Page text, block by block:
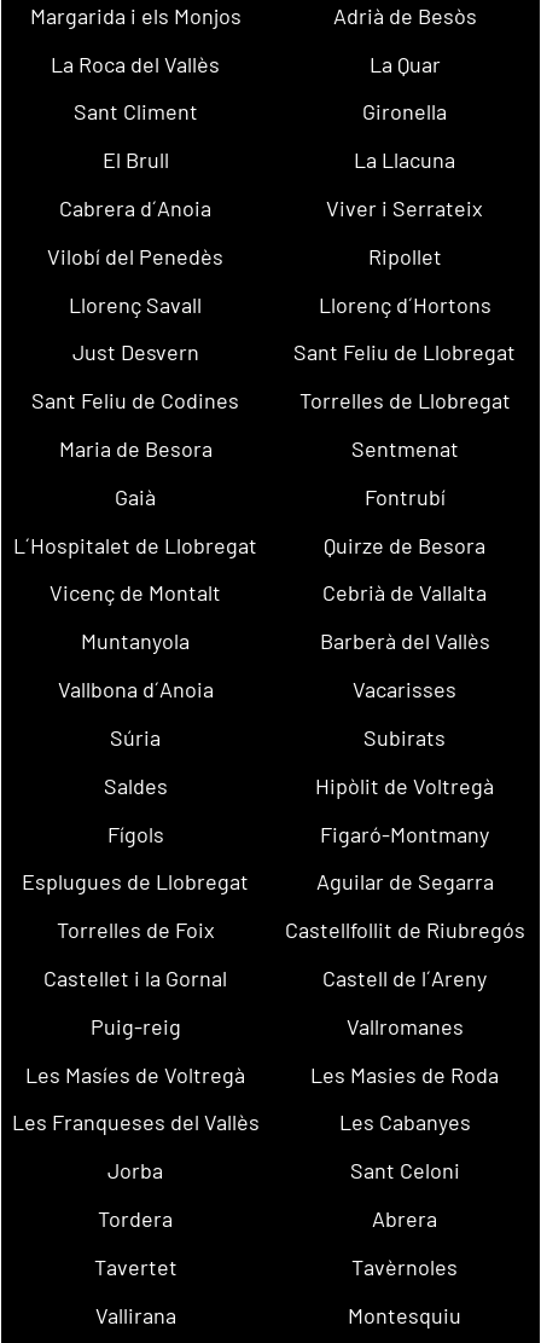
Margarida i els Monjos
Adrià de Besòs
La Roca del Vallès
La Quar
Sant Climent
Gironella
El Brull
La Llacuna
Cabrera d´Anoia
Viver i Serrateix
Vilobí del Penedès
Ripollet
Llorenç Savall
Llorenç d´Hortons
Just Desvern
Sant Feliu de Llobregat
Sant Feliu de Codines
Torrelles de Llobregat
Maria de Besora
Sentmenat
Gaià
Fontrubí
L´Hospitalet de Llobregat
Quirze de Besora
Vicenç de Montalt
Cebrià de Vallalta
Muntanyola
Barberà del Vallès
Vallbona d´Anoia
Vacarisses
Súria
Subirats
Saldes
Hipòlit de Voltregà
Fígols
Figaró-Montmany
Esplugues de Llobregat
Aguilar de Segarra
Torrelles de Foix
Castellfollit de Riubregós
Castellet i la Gornal
Castell de l´Areny
Puig-reig
Vallromanes
Les Masíes de Voltregà
Les Masies de Roda
Les Franqueses del Vallès
Les Cabanyes
Jorba
Sant Celoni
Tordera
Abrera
Tavertet
Tavèrnoles
Vallirana
Montesquiu